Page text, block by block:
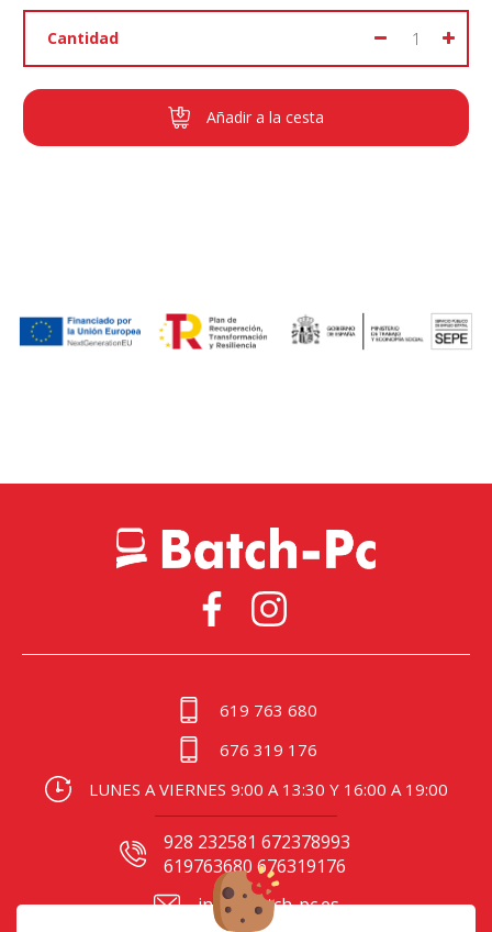
Cantidad
Añadir a la cesta
619 763 680
676 319 176
LUNES A VIERNES 9:00 A 13:30 Y 16:00 A 19:00
928 232581 672378993
619763680 676319176
info@batch-pc.es